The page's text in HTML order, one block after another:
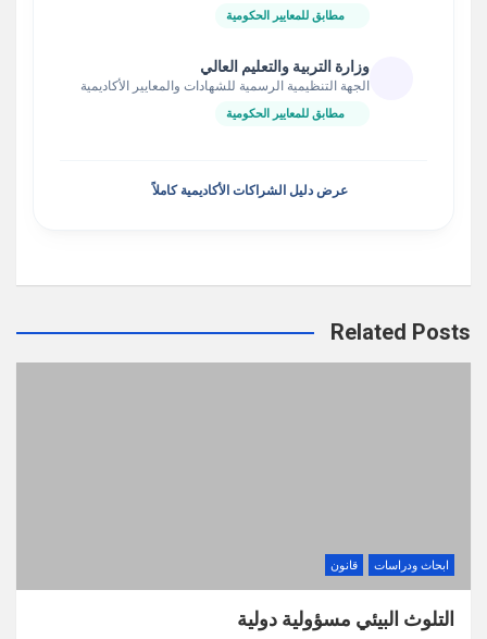
مطابق للمعايير الحكومية
وزارة التربية والتعليم العالي
الجهة التنظيمية الرسمية للشهادات والمعايير الأكاديمية
مطابق للمعايير الحكومية
عرض دليل الشراكات الأكاديمية كاملاً
Related Posts
ابحاث ودراسات قانون
التلوث البيئي مسؤولية دولية